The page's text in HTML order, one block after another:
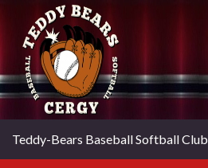
Teddy-Bears Baseball Softball Club